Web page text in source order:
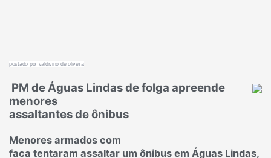
postado por valdivino de oliveira
PM de Águas Lindas de folga apreende
menores
assaltantes de ônibus
Menores armados com
faca tentaram assaltar um ônibus em Águas Lindas,